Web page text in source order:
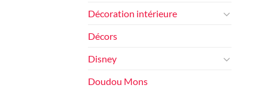
Décoration intérieure
Décors
Disney
Doudou Mons